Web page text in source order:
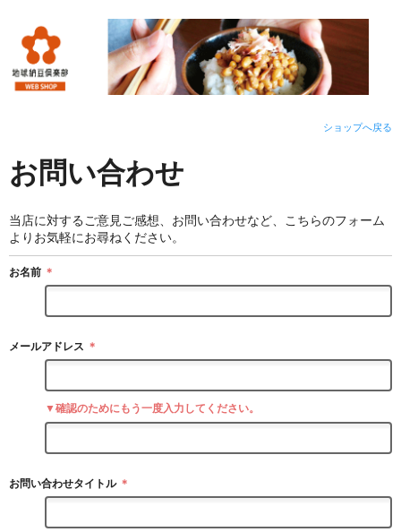
ショップへ戻る
お問い合わせ
当店に対するご意見ご感想、お問い合わせなど、こちらのフォーム
よりお気軽にお尋ねください。
お名前 ＊
メールアドレス ＊
▼確認のためにもう一度入力してください。
お問い合わせタイトル ＊